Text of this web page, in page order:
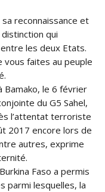
reconnaissance et
qui
les deux Etats.
vous faites au peuple
Bamako, le 6 février
du G5 Sahel,
l’attentat terroriste
2017 encore lors de
autres, exprime
Faso a permis
parmi lesquelles, la